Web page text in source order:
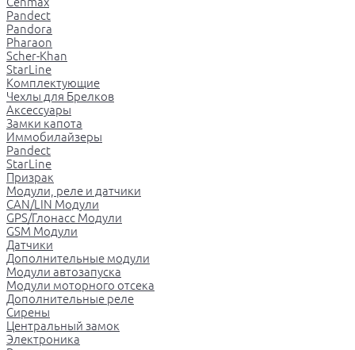
Pandect
Pandora
Pharaon
Scher-Khan
StarLine
Комплектующие
Чехлы для Брелков
Аксессуары
Замки капота
Иммобилайзеры
Pandect
StarLine
Призрак
Модули, реле и датчики
CAN/LIN Модули
GPS/Глонасс Модули
GSM Модули
Датчики
Дополнительные модули
Модули автозапуска
Модули моторного отсека
Дополнительные реле
Сирены
Центральный замок
Электроника